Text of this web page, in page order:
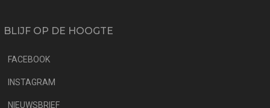
BLIJF OP DE HOOGTE
FACEBOOK
INSTAGRAM
NIEUWSBRIEF